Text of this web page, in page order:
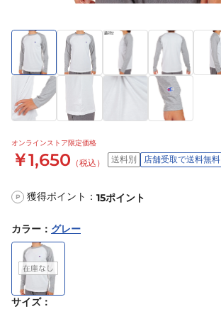
オンラインストア限定価格
￥1,650 （税込） 送料別 店舗受取で送料無料
P 獲得ポイント： 15ポイント
カラー ： グレー
サイズ：